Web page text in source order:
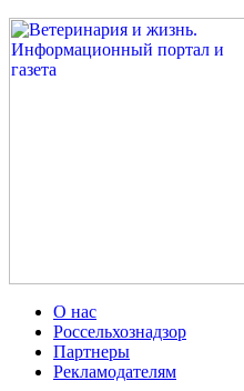
О нас
Россельхознадзор
Партнеры
Рекламодателям